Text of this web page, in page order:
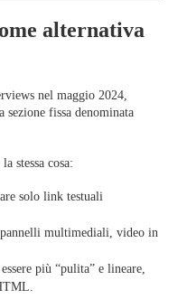
alternativa
nel maggio 2024,
sezione fissa denominata
stessa cosa:
solo link testuali
multimediali, video in
più “pulita” e lineare,